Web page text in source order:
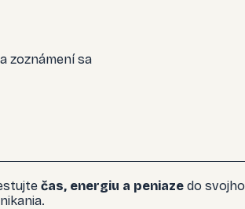
zoznámení sa
čas, energiu a peniazedo svojho